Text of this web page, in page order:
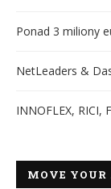
Ponad 3 miliony
NetLeaders &
INNOFLEX, RICI,
MOVE YOUR